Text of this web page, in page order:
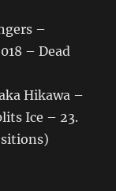
–
– Dead
Hikawa –
Ice – 23.